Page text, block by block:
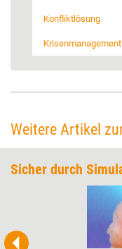
Konfliktlösung
Krisenmanagement
Weitere Artikel
Sicher durch